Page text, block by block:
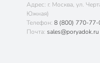
Адрес: г. Москва, ул.
Южная)
Телефон: 8 (800) 770-77-
Почта: sales@poryadok.ru